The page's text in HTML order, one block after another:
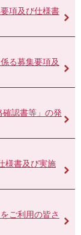
項及び仕様書
る募集要項及
認書等」の発
様書及び実施
ご利用の皆さ